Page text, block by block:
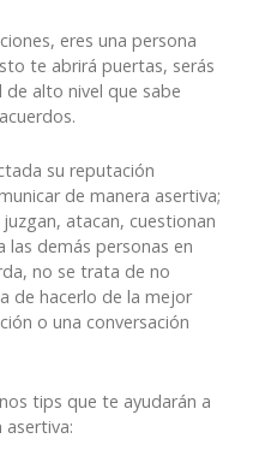
eres una persona
te abrirá puertas, serás
alto nivel que sabe
su reputación
de manera asertiva;
atacan, cuestionan
las demás personas en
no se trata de no
de hacerlo de la mejor
o una conversación
tips que te ayudarán a
asertiva: